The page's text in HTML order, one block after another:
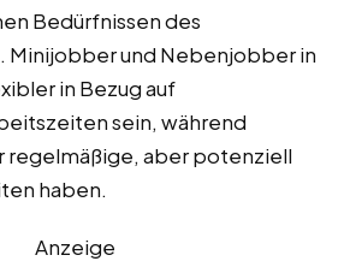
Bedürfnissen des
Minijobber und Nebenjobber in
in Bezug auf
sein, während
regelmäßige, aber potenziell
haben.
Anzeige